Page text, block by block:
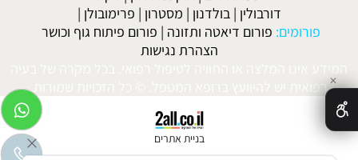
דורבולין | בולדנון | מסטרון | פרימובולן |
פורומים: פורום דיאטה ותזונה | פורום פיתוח גוף וכושר
הצהרת נגישות
המידע אינו המלצה או התוויה לטיפול רפואי. בכל מקרה של בעיה
רפואית יש להיוועץ ברופא המטפל. © כל הזכויות שמורות.
בניית אתרים
✕